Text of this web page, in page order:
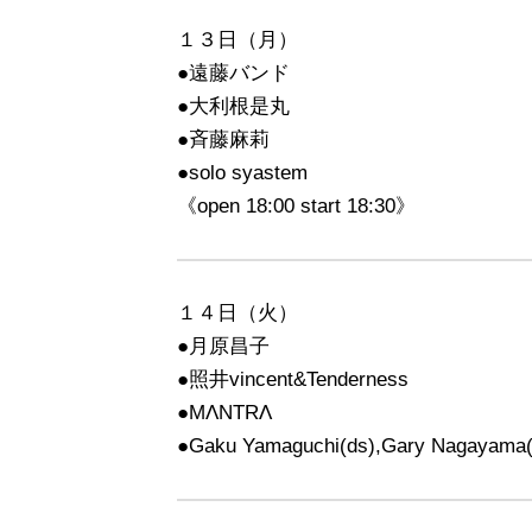
１３日（月）
●遠藤バンド
●大利根是丸
●斉藤麻莉
●solo syastem
《open 18:00 start 18:30》
１４日（火）
●月原昌子
●照井vincent&Tenderness
●MΛNTRΛ
●Gaku Yamaguchi(ds),Gary